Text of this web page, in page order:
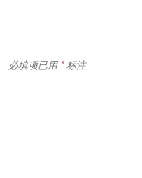
必填项已用 *标注